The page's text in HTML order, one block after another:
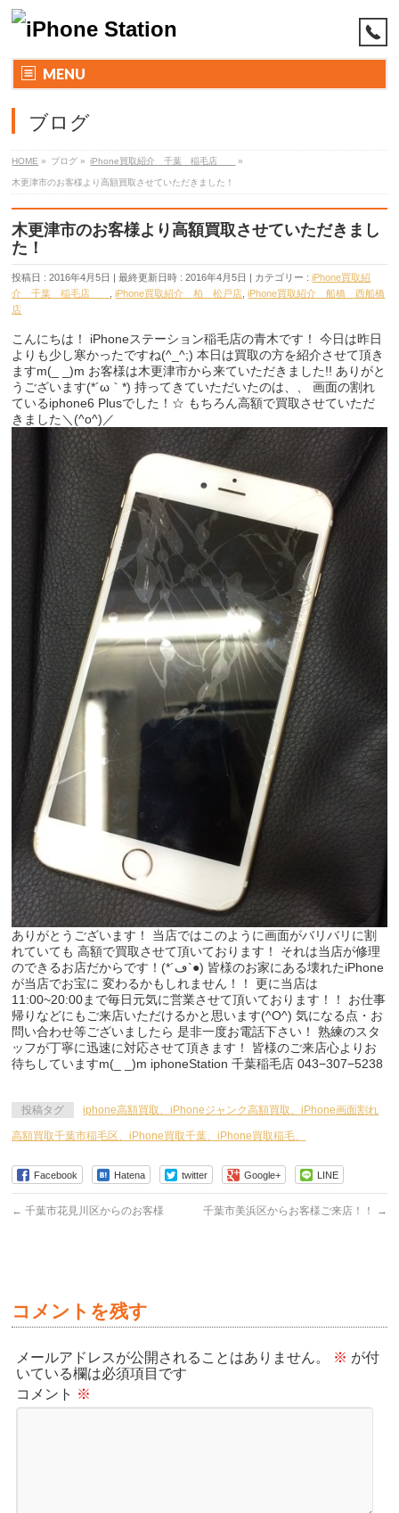
MENU
ブログ
HOME » ブログ » iPhone買取紹介 千葉 稲毛店 »
木更津市のお客様より高額買取させていただきました！
木更津市のお客様より高額買取させていただきまし
た！
投稿日 : 2016年4月5日 最終更新日時 : 2016年4月5日 カテゴリー :iPhone買取紹
介 千葉 稲毛店
,iPhone買取紹介 柏 松戸店 ,iPhone買取紹介 船橋 西船橋
店
こんにちは！ iPhoneステーション稲毛店の青木です！ 今日は昨日
よりも少し寒かったですね(^_^;) 本日は買取の方を紹介させて頂き
ますm(_ _)m お客様は木更津市から来ていただきました!! ありがと
うございます(*´ω｀*) 持ってきていただいたのは、、 画面の割れ
ているiphone6 Plusでした！☆ もちろん高額で買取させていただ
きました＼(^o^)／
ありがとうございます！ 当店ではこのように画面がバリバリに割
れていても 高額で買取させて頂いております！ それは当店が修理
のできるお店だからです！(*´ڡ`●) 皆様のお家にある壊れたiPhone
が当店でお宝に 変わるかもしれません！！ 更に当店は
11:00~20:00まで毎日元気に営業させて頂いております！！ お仕事
帰りなどにもご来店いただけるかと思います(^O^) 気になる点・お
問い合わせ等ございましたら 是非一度お電話下さい！ 熟練のスタ
ッフが丁寧に迅速に対応させて頂きます！ 皆様のご来店心よりお
待ちしていますm(_ _)m iphoneStation 千葉稲毛店 043−307−5238
投稿タグ iphone高額買取、iPhoneジャンク高額買取、iPhone画面割れ
高額買取千葉市稲毛区、iPhone買取千葉、iPhone買取稲毛、
Facebook Hatena twitter Google+ LINE
← 千葉市花見川区からのお客様 千葉市美浜区からお客様ご来店！！ →
コメントを残す
メールアドレスが公開されることはありません。 ※ が付
いている欄は必須項目です
コメント ※